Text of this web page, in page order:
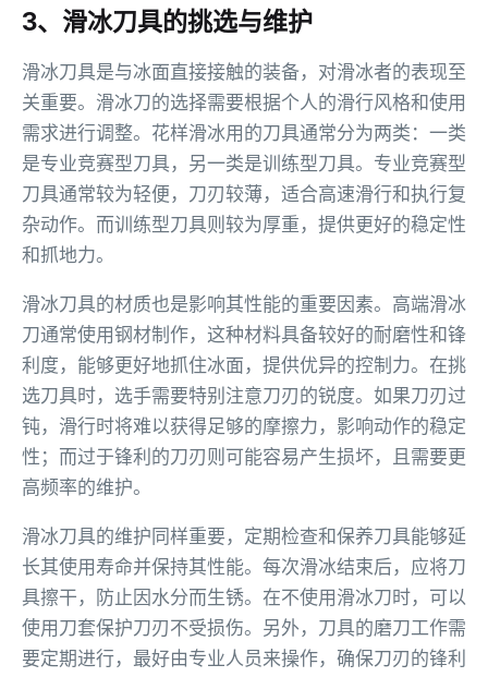
3、滑冰刀具的挑选与维护
滑冰刀具是与冰面直接接触的装备，对滑冰者的表现至
关重要。滑冰刀的选择需要根据个人的滑行风格和使用
需求进行调整。花样滑冰用的刀具通常分为两类：一类
是专业竞赛型刀具，另一类是训练型刀具。专业竞赛型
刀具通常较为轻便，刀刃较薄，适合高速滑行和执行复
杂动作。而训练型刀具则较为厚重，提供更好的稳定性
和抓地力。
滑冰刀具的材质也是影响其性能的重要因素。高端滑冰
刀通常使用钢材制作，这种材料具备较好的耐磨性和锋
利度，能够更好地抓住冰面，提供优异的控制力。在挑
选刀具时，选手需要特别注意刀刃的锐度。如果刀刃过
钝，滑行时将难以获得足够的摩擦力，影响动作的稳定
性；而过于锋利的刀刃则可能容易产生损坏，且需要更
高频率的维护。
滑冰刀具的维护同样重要，定期检查和保养刀具能够延
长其使用寿命并保持其性能。每次滑冰结束后，应将刀
具擦干，防止因水分而生锈。在不使用滑冰刀时，可以
使用刀套保护刀刃不受损伤。另外，刀具的磨刀工作需
要定期进行，最好由专业人员来操作，确保刀刃的锋利